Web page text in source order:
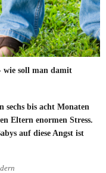
wie soll man damit
sechs bis acht Monaten
Eltern enormen Stress.
auf diese Angst ist